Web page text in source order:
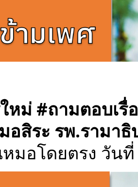
หม่ #ถามตอบเรื่
สิระ รพ.รามาธิ
มอโดยตรง วันที่